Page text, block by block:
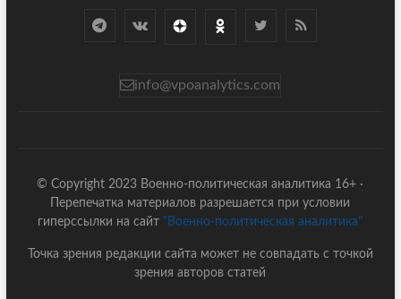
info@vpoanalytics.com
© Copyright 2023 Военно-политическая аналитика 16+ ·
Перепечатка материалов разрешается при условии
гиперссылки на сайт "Военно-политическая аналитика"
Точка зрения редакции сайта может не совпадать с точкой
зрения авторов статей